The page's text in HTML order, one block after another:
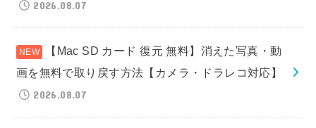
2026.08.07
【Mac SD カード 復元 無料】消えた写真・動
画を無料で取り戻す方法【カメラ・ドラレコ対応】
2026.08.07